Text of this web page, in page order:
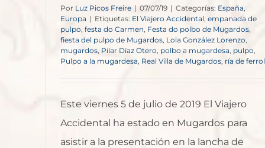
Por Luz Picos Freire | 07/07/19 | Categorías: España,
Europa | Etiquetas: El Viajero Accidental empanada de
pulpo, festa do Carmen Festa do polbo de Mugardos,
fiesta del pulpo de Mugardos Lola González Lorenzo
mugardos, Pilar Díaz Otero polbo a mugardesa, pulpo,
Pulpo a la mugardesa, Real Villa de Mugardos ría de ferrol
Este viernes 5 de julio de 2019 El Viajero
Accidental ha estado en Mugardos para
asistir a la presentación en la lancha de